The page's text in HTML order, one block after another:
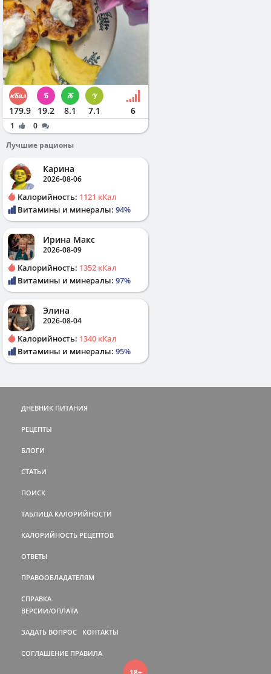
179.9 19.2 8.1 7.1 6
1
0
Лучшие рационы
Карина
2026-08-06
Калорийность: 1121 кКал
Витамины и минералы: 94%
Ирина Макс
2026-08-09
Калорийность: 1352 кКал
Витамины и минералы: 97%
Элина
2026-08-04
Калорийность: 1340 кКал
Витамины и минералы: 95%
ДНЕВНИК ПИТАНИЯ
РЕЦЕПТЫ
БЛОГИ
СТАТЬИ
ПОИСК
ТАБЛИЦА КАЛОРИЙНОСТИ
КАЛОРИЙНОСТЬ РЕЦЕПТОВ
ОТВЕТЫ
ПРАВООБЛАДАТЕЛЯМ
СПРАВКА
ВЕРСИИ/ОПЛАТА
ЗАДАТЬ ВОПРОС КОНТАКТЫ
СОГЛАШЕНИЕ ПРАВИЛА